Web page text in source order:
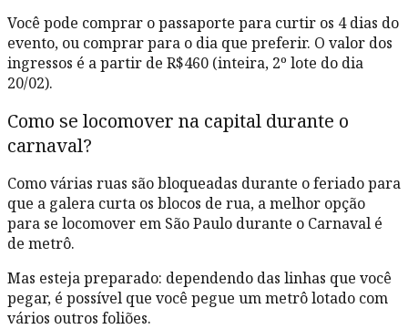
Você pode comprar o passaporte para curtir os 4 dias do
evento, ou comprar para o dia que preferir. O valor dos
ingressos é a partir de R$460 (inteira, 2º lote do dia
20/02).
Como se locomover na capital durante o
carnaval?
Como várias ruas são bloqueadas durante o feriado para
que a galera curta os blocos de rua, a melhor opção
para se locomover em São Paulo durante o Carnaval é
de metrô.
Mas esteja preparado: dependendo das linhas que você
pegar, é possível que você pegue um metrô lotado com
vários outros foliões.